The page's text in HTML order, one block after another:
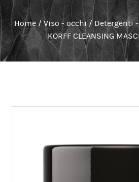
Home /Viso - occhi /Detergenti
KORFF CLEANSING